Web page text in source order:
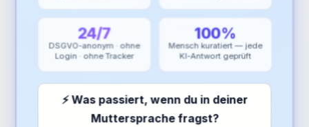
24/7
DSGVO-anonym · ohne
Login · ohne Tracker
100%
Mensch kuratiert — jede
KI-Antwort geprüft
⚡ Was passiert, wenn du in deiner
Muttersprache fragst?